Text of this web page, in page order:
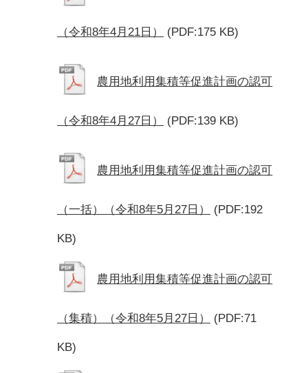
（令和8年4月21日） (PDF:175 KB)
農用地利用集積等促進計画の認可
（令和8年4月27日） (PDF:139 KB)
農用地利用集積等促進計画の認可
（一括）（令和8年5月27日） (PDF:192
KB)
農用地利用集積等促進計画の認可
（集積）（令和8年5月27日） (PDF:71
KB)